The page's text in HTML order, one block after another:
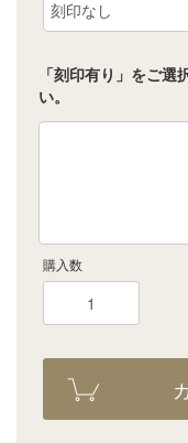
「刻印有り」をご選
い。
購入数